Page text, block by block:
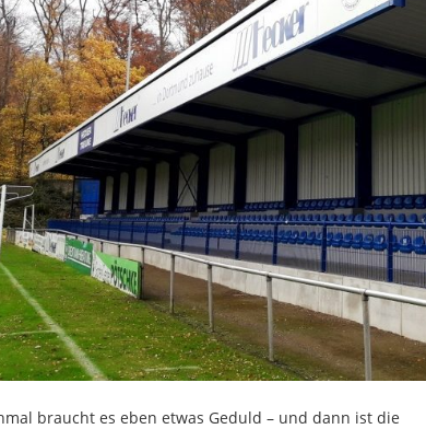
braucht es eben etwas Geduld – und dann ist die